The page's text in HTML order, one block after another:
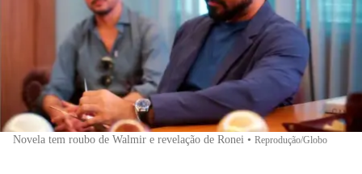
Novela tem roubo de Walmir e revelação de Ronei • Reprodução/Globo